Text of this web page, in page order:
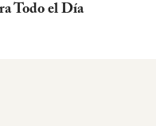
Todo el Día